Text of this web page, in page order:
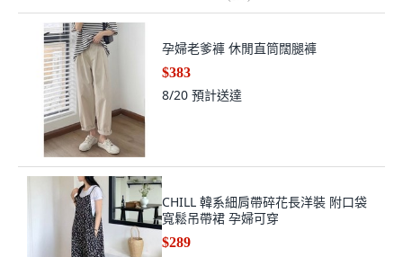
孕婦老爹褲 休閒直筒闊腿褲
$383
8/20 預計送達
CHILL 韓系細肩帶碎花長洋裝 附口袋
寬鬆吊帶裙 孕婦可穿
$289